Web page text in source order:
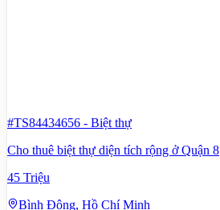
#TS84434656 - Biệt thự
Cho thuê biệt thự diện tích rộng ở Quận 8
45 Triệu
Bình Đông, Hồ Chí Minh